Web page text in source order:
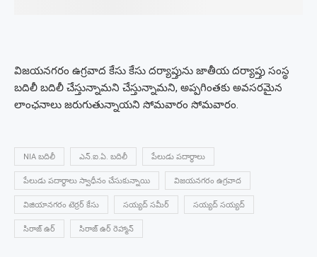
విజయనగరం ఉగ్రవాద కేసు కేసు దర్యాప్తును జాతీయ దర్యాప్తు సంస్థ
బదిలీ బదిలీ చేస్తున్నామని చేస్తున్నామని, అప్పగింతకు అవసరమైన
లాంఛనాలు జరుగుతున్నాయని సోమవారం సోమవారం.
NIA బదిలీ ఎన్.ఐ.ఏ. బదిలీ పేలుడు పదార్థాలు
పేలుడు పదార్థాలు స్వాధీనం చేసుకున్నాయి విజయనగరం ఉగ్రవాద
విజియానగరం టెర్రర్ కేసు సయ్యద్ సమీర్ సయ్యద్ సయ్యద్
సిరాజ్ ఉర్ సిరాజ్ ఉర్ రెహ్మాన్